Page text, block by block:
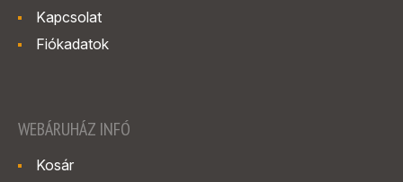
Kapcsolat
Fiókadatok
WEBÁRUHÁZ INFÓ
Kosár